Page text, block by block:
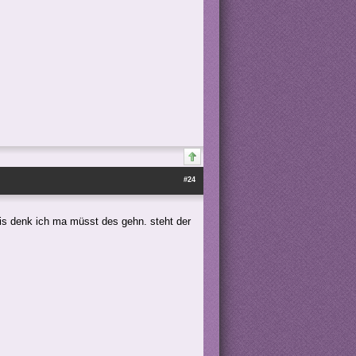
#24
denk ich ma müsst des gehn. steht der